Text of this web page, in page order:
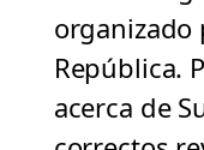
organizado
República.
acerca de